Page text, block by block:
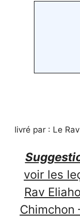
livré par : Le
voir les
Rav
Chimchon